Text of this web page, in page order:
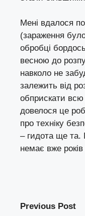
Мені вдалося
(зараження
обробці
весною до
навколо не
залежить від
обприскати
довелося це
про техніку
– гидота ще та.
немає вже
Previous Post